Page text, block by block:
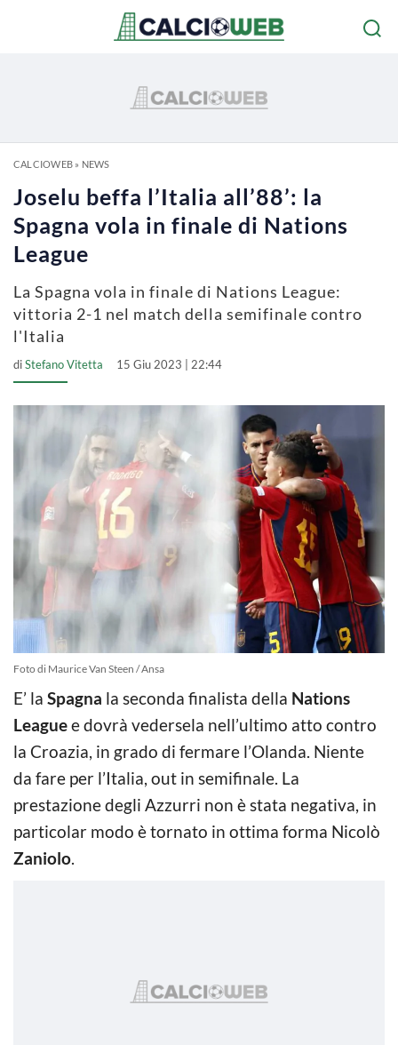
CALCIOWEB» NEWS
Joselu beffa l’Italia all’88’: la
Spagna vola in finale di Nations
League
La Spagna vola in finale di Nations League:
vittoria 2-1 nel match della semifinale contro
l'Italia
diStefano Vitetta 15 Giu 2023 | 22:44
Foto di Maurice Van Steen / Ansa
E’ la Spagna la seconda finalista della Nations
Leaguee dovrà vedersela nell’ultimo atto contro
la Croazia, in grado di fermare l’Olanda. Niente
da fare per l’Italia, out in semifinale. La
prestazione degli Azzurri non è stata negativa, in
particolar modo è tornato in ottima forma Nicolò
Zaniolo.